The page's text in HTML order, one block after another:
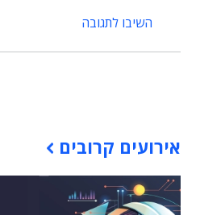
השיבו לתגובה
אירועים קרובים